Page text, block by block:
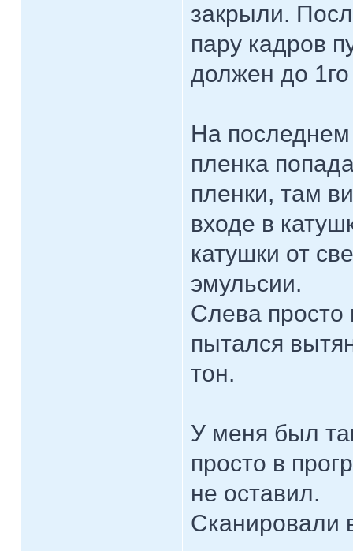
закрыли.
пару кадров
должен до 1го
На последнем
пленка
пленки, там
входе в
катушки от
эмульсии.
Слева просто
пытался
тон.
У меня был
просто в
не оставил.
Сканировали